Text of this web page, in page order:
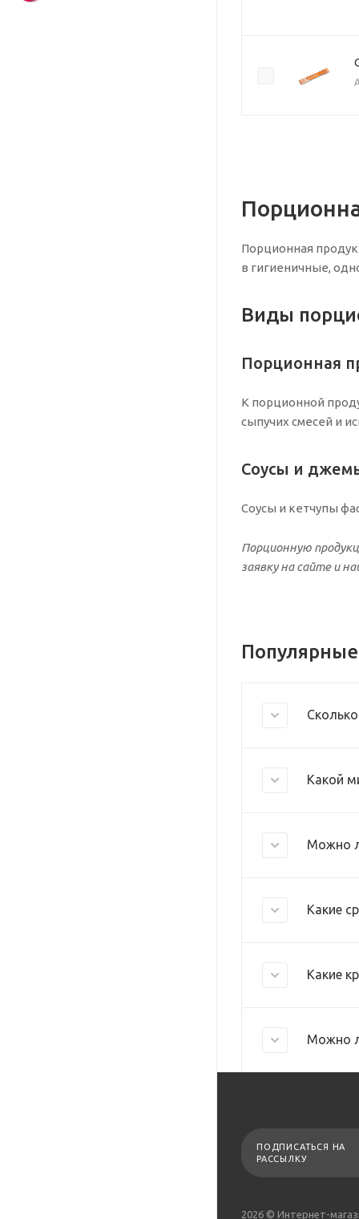
Порционная
в гигиеничные,
Виды
Порционная
К порционной
сыпучих смесей и
Соусы и
Соусы и кетчупы
Порционную
заявку на сайте и
Какой
Можно
Какие
Какие
Можно
ПОДПИСАТЬСЯ НА
РАССЫЛКУ
2026 © Интернет-